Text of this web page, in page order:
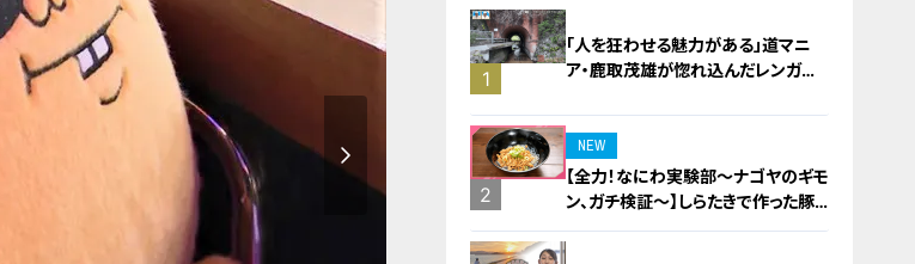
1
「人を狂わせる魅力がある」道マニ
ア・鹿取茂雄が惚れ込んだレンガの
2
NEW
【全力！なにわ実験部～ナゴヤのギモ
ン、ガチ検証～】しらたきで作った豚
バラミンチの油そば